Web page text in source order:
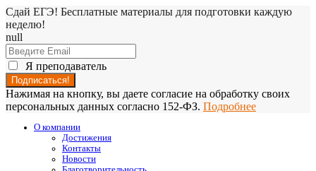
Сдай ЕГЭ! Бесплатные материалы для подготовки каждую
неделю!
null
Я преподаватель
Нажимая на кнопку, вы даете согласие на обработку своих
персональных данных согласно 152-ФЗ. Подробнее
О компании
Достижения
Контакты
Новости